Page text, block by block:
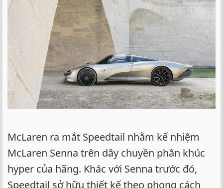
McLaren ra mắt Speedtail nhằm kế nhiệm
McLaren Senna trên dây chuyền phân khúc
hyper của hãng. Khác với Senna trước đó,
Speedtail sở hữu thiết kế theo phong cách